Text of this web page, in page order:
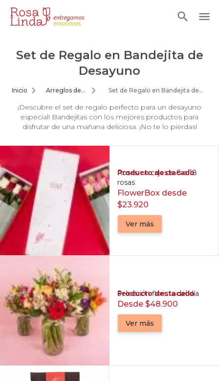
Set de Regalo en Bandejita de
Desayuno
Inicio
Arreglos de
Set de Regalo en Bandejita de
¡Descubre el set de regalo perfecto para un desayuno
especial! Bandejitas con los mejores productos para
disfrutar de una mañana deliciosa. ¡No te lo pierdas!
Producto destacado
Rosas en caja de 8 a 18
rosas
FlowerBox desde
$23.920
Ver más
Producto destacado
Selección florista del día
Desde $48.900
Ver más